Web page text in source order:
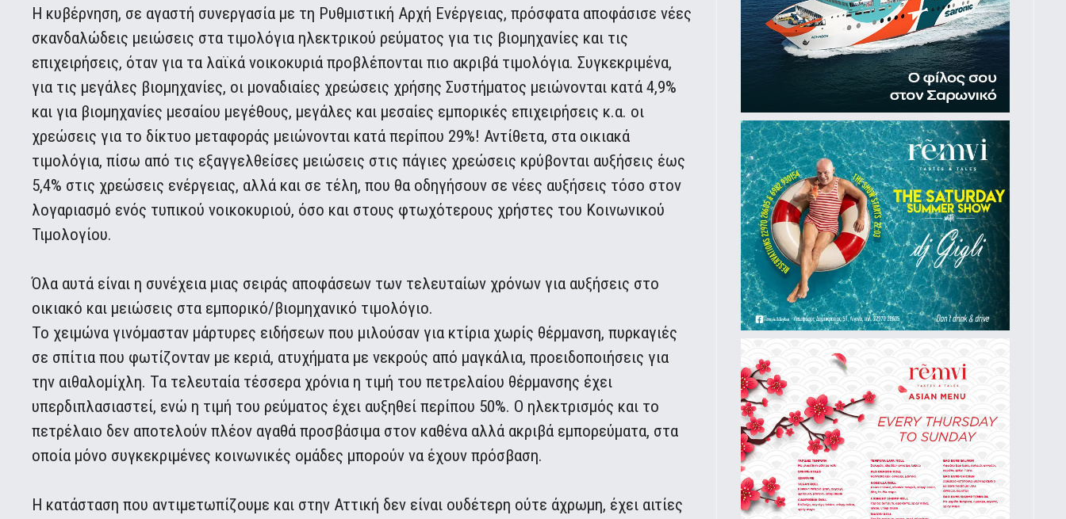
Η κυβέρνηση, σε αγαστή συνεργασία με τη Ρυθμιστική Αρχή Ενέργειας, πρόσφατα αποφάσισε νέες
σκανδαλώδεις μειώσεις στα τιμολόγια ηλεκτρικού ρεύματος για τις βιομηχανίες και τις
επιχειρήσεις, όταν για τα λαϊκά νοικοκυριά προβλέπονται πιο ακριβά τιμολόγια. Συγκεκριμένα,
για τις μεγάλες βιομηχανίες, οι μοναδιαίες χρεώσεις χρήσης Συστήματος μειώνονται κατά 4,9%
και για βιομηχανίες μεσαίου μεγέθους, μεγάλες και μεσαίες εμπορικές επιχειρήσεις κ.α. οι
χρεώσεις για το δίκτυο μεταφοράς μειώνονται κατά περίπου 29%! Αντίθετα, στα οικιακά
τιμολόγια, πίσω από τις εξαγγελθείσες μειώσεις στις πάγιες χρεώσεις κρύβονται αυξήσεις έως
5,4% στις χρεώσεις ενέργειας, αλλά και σε τέλη, που θα οδηγήσουν σε νέες αυξήσεις τόσο στον
λογαριασμό ενός τυπικού νοικοκυριού, όσο και στους φτωχότερους χρήστες του Κοινωνικού
Τιμολογίου.
Όλα αυτά είναι η συνέχεια μιας σειράς αποφάσεων των τελευταίων χρόνων για αυξήσεις στο
οικιακό και μειώσεις στα εμπορικό/βιομηχανικό τιμολόγιο.
Το χειμώνα γινόμασταν μάρτυρες ειδήσεων που μιλούσαν για κτίρια χωρίς θέρμανση, πυρκαγιές
σε σπίτια που φωτίζονταν με κεριά, ατυχήματα με νεκρούς από μαγκάλια, προειδοποιήσεις για
την αιθαλομίχλη. Τα τελευταία τέσσερα χρόνια η τιμή του πετρελαίου θέρμανσης έχει
υπερδιπλασιαστεί, ενώ η τιμή του ρεύματος έχει αυξηθεί περίπου 50%. Ο ηλεκτρισμός και το
πετρέλαιο δεν αποτελούν πλέον αγαθά προσβάσιμα στον καθένα αλλά ακριβά εμπορεύματα, στα
οποία μόνο συγκεκριμένες κοινωνικές ομάδες μπορούν να έχουν πρόσβαση.
Η κατάσταση που αντιμετωπίζουμε και στην Αττική δεν είναι ουδέτερη ούτε άχρωμη, έχει αιτίες